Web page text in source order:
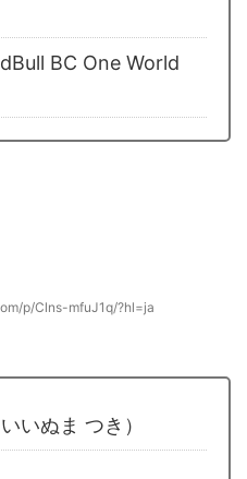
BC One World
p/Clns-mfuJ1q/?hl=ja
いぬま つき）